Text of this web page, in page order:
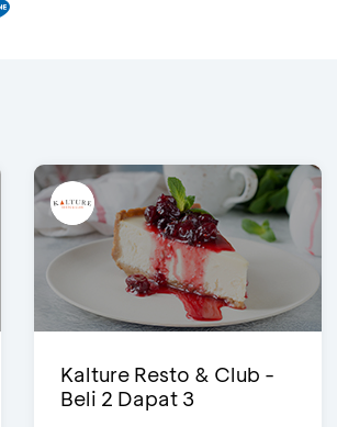
Kalture Resto & Club -
Beli 2 Dapat 3